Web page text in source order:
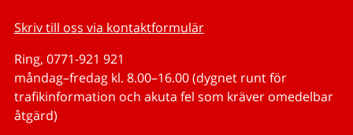
Skriv till oss via kontaktformulär
Ring, 0771-921 921
måndag–fredag kl. 8.00–16.00 (dygnet runt för
trafikinformation och akuta fel som kräver omedelbar
åtgärd)